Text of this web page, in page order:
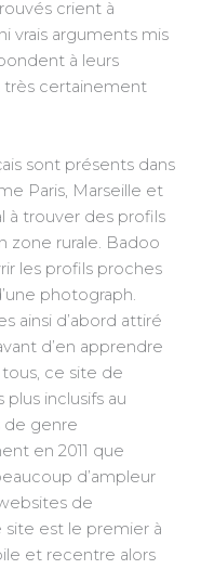
crient à
vrais arguments mis
à leurs
très certainement
sont présents dans
Paris, Marseille et
à trouver des profils
zone rurale. Badoo
les profils proches
photograph.
ainsi d’abord attiré
d’en apprendre
ce site de
inclusifs au
de genre
en 2011 que
d’ampleur
de
site est le premier à
et recentre alors